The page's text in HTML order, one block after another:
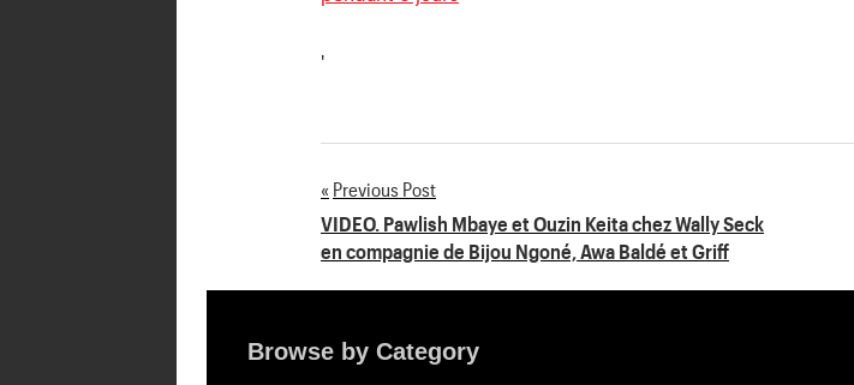
'
Navigation
de
Previous Post
VIDEO. Pawlish Mbaye et Ouzin Keita chez Wally Seck
en compagnie de Bijou Ngoné, Awa Baldé et Griff
Browse by Category